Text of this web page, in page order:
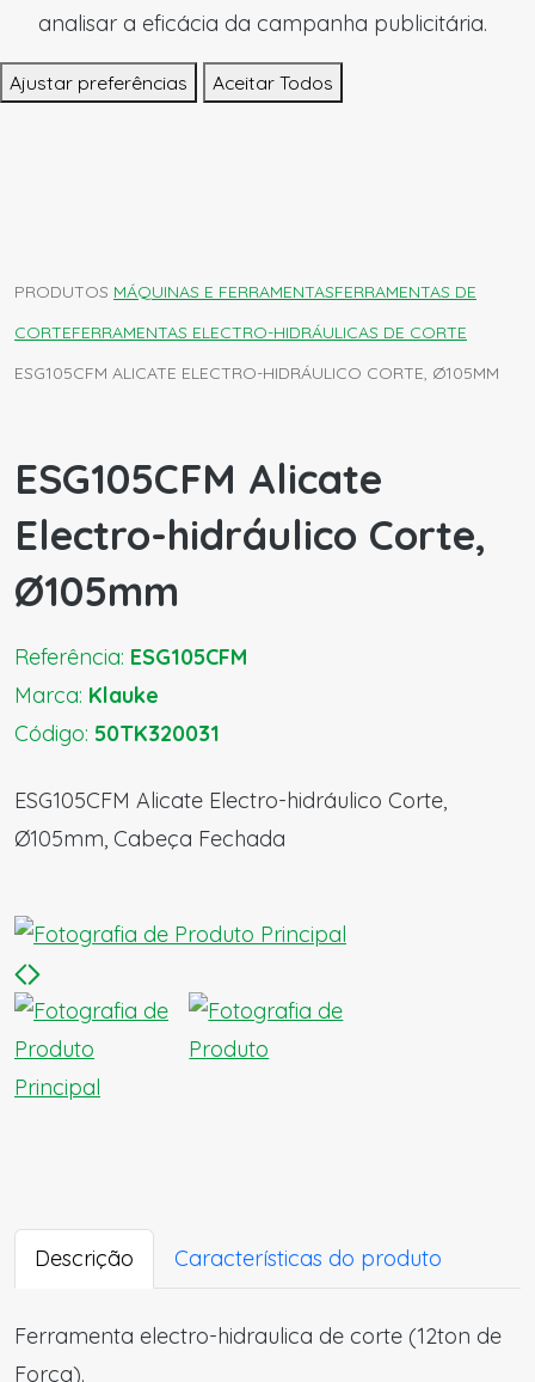
analisar a eficácia da campanha publicitária.
Ajustar preferências Aceitar Todos
PRODUTOS MÁQUINAS E FERRAMENTASFERRAMENTAS DE
CORTEFERRAMENTAS ELECTRO-HIDRÁULICAS DE CORTE
ESG105CFM ALICATE ELECTRO-HIDRÁULICO CORTE, Ø105MM
ESG105CFM Alicate
Electro-hidráulico Corte,
Ø105mm
Referência: ESG105CFM
Marca: Klauke
Código: 50TK320031
ESG105CFM Alicate Electro-hidráulico Corte,
Ø105mm, Cabeça Fechada
Descrição Características do produto
Ferramenta electro-hidraulica de corte (12ton de
Força).